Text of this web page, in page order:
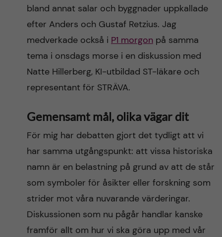
bland annat salar och byggnader uppkallade
efter Anders och Gustaf Retzius. Jag
medverkade också i P1 morgonpå samma
tema i onsdags morse i en diskussion med
Natte Hillerberg, KI-utbildad ST-läkare och
representant för STRÄVA.
Gemensamt mål, olika vägar dit
För mig har debatten gjort det tydligt att vi
har samma utgångspunkt: att vissa historiska
namn är en belastning på grund av att de står
som symboler för åsikter eller forskning som
strider mot våra nuvarande värderingar.
Diskussionen som nu pågår handlar kanske
framför allt om hur vi ska göra upp med vår